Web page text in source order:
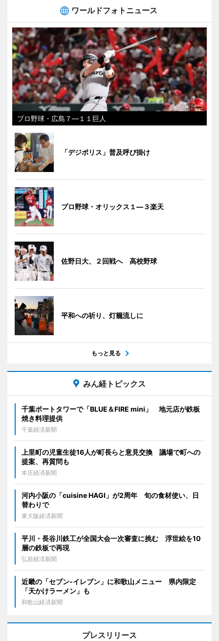
ワールドフォトニュース
プロ野球・広島７―１１巨人
「デジポリス」普及呼び掛け
プロ野球・オリックス１―３楽天
佐野日大、２回戦へ 高校野球
平和への祈り、灯籠流しに
もっと見る
みん経トピックス
千葉ポートタワーで「BLUE＆FIRE mini」 地元店が鉄板
焼き料理提供
千葉経済新聞
上里町の児童生徒16人が町長らと意見交換 議場で町への
提案、再質問も
本庄経済新聞
河内小阪の「cuisine HAGI」が2周年 旬の食材使い、日
替わりで
東大阪経済新聞
平川・長谷川鉄工が全国大会一次審査に挑む 浮世絵を10
層の鉄板で再現
弘前経済新聞
近畿の「セブン-イレブン」に和歌山メニュー 県内限定
「天かけラーメン」も
和歌山経済新聞
プレスリリース